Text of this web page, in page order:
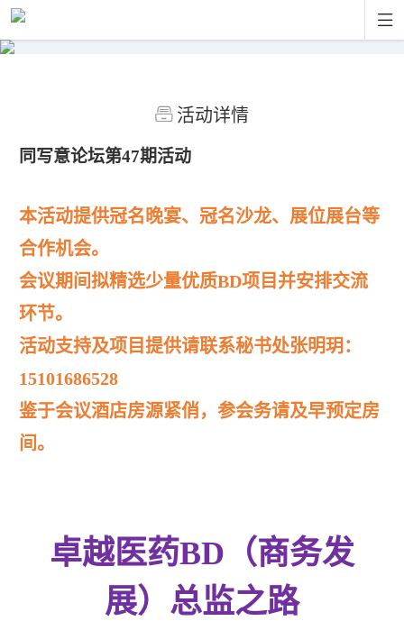

活动详情
同写意论坛第47期活动
本活动提供冠名晚宴、冠名沙龙、展位展台等
合作机会。
会议期间拟精选少量优质BD项目并安排交流
环节。
活动支持及项目提供请联系秘书处张明玥：
15101686528
鉴于会议酒店房源紧俏，参会务请及早预定房
间。
卓越医药BD（商务发
展）总监之路